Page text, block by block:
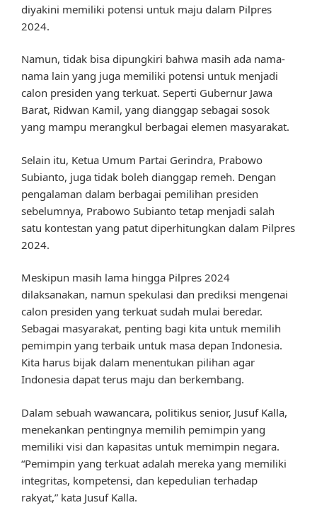
diyakini memiliki potensi untuk maju dalam Pilpres
2024.
Namun, tidak bisa dipungkiri bahwa masih ada nama-
nama lain yang juga memiliki potensi untuk menjadi
calon presiden yang terkuat. Seperti Gubernur Jawa
Barat, Ridwan Kamil, yang dianggap sebagai sosok
yang mampu merangkul berbagai elemen masyarakat.
Selain itu, Ketua Umum Partai Gerindra, Prabowo
Subianto, juga tidak boleh dianggap remeh. Dengan
pengalaman dalam berbagai pemilihan presiden
sebelumnya, Prabowo Subianto tetap menjadi salah
satu kontestan yang patut diperhitungkan dalam Pilpres
2024.
Meskipun masih lama hingga Pilpres 2024
dilaksanakan, namun spekulasi dan prediksi mengenai
calon presiden yang terkuat sudah mulai beredar.
Sebagai masyarakat, penting bagi kita untuk memilih
pemimpin yang terbaik untuk masa depan Indonesia.
Kita harus bijak dalam menentukan pilihan agar
Indonesia dapat terus maju dan berkembang.
Dalam sebuah wawancara, politikus senior, Jusuf Kalla,
menekankan pentingnya memilih pemimpin yang
memiliki visi dan kapasitas untuk memimpin negara.
“Pemimpin yang terkuat adalah mereka yang memiliki
integritas, kompetensi, dan kepedulian terhadap
rakyat,” kata Jusuf Kalla.